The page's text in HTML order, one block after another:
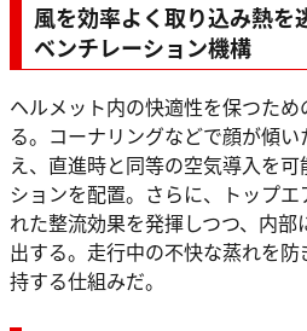
風を効率よく取り込み熱を
ベンチレーション機構
ヘルメット内の快適性を保つた
る。コーナリングなどで顔が傾
え、直進時と同等の空気導入を
ションを配置。さらに、トップ
れた整流効果を発揮しつつ、内
出する。走行中の不快な蒸れを
持する仕組みだ。